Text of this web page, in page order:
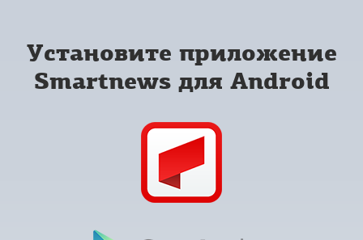
Установите приложение
Smartnews для Android